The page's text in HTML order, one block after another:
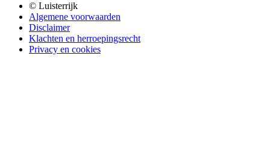
© Luisterrijk
Algemene voorwaarden
Disclaimer
Klachten en herroepingsrecht
Privacy en cookies